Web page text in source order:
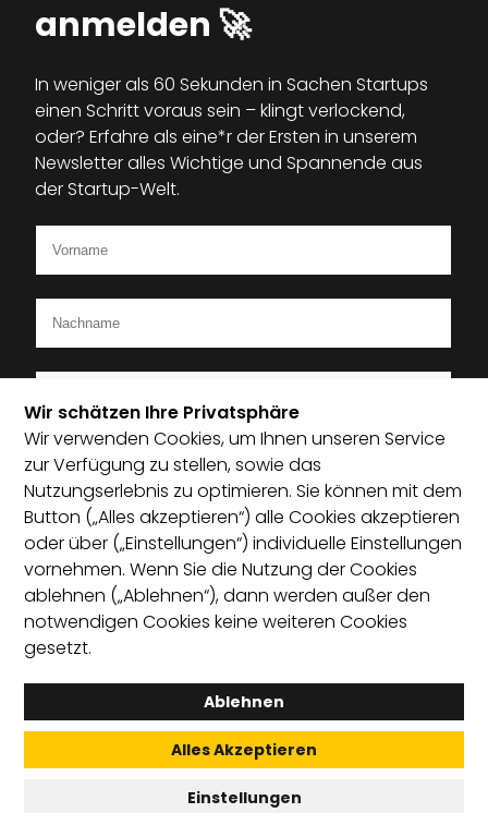
anmelden 🚀
In weniger als 60 Sekunden in Sachen Startups
einen Schritt voraus sein – klingt verlockend,
oder? Erfahre als eine*r der Ersten in unserem
Newsletter alles Wichtige und Spannende aus
der Startup-Welt.
Ich bin Mitglied im Startup-Verband
Ich habe die Datenschutzerklärung zur Kenntnis
genommen und bin damit einverstanden, dass die von
mir angegebenen Daten elektronisch erhoben und
gespeichert werden. Mit dem Absenden erkläre ich mich
mit der Verarbeitung einverstanden.
Wir schätzen Ihre Privatsphäre
Wir verwenden Cookies, um Ihnen unseren Service
zur Verfügung zu stellen, sowie das
Nutzungserlebnis zu optimieren. Sie können mit dem
Button („Alles akzeptieren“) alle Cookies akzeptieren
oder über („Einstellungen“) individuelle Einstellungen
vornehmen. Wenn Sie die Nutzung der Cookies
ablehnen („Ablehnen“), dann werden außer den
notwendigen Cookies keine weiteren Cookies
gesetzt.
Ablehnen
Alles Akzeptieren
Einstellungen